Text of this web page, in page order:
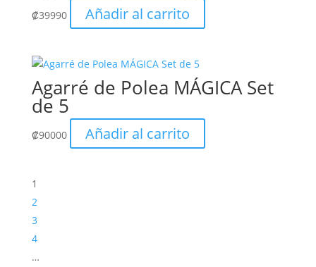
₡39990 Añadir al carrito
Agarré de Polea MÁGICA Set
de 5
₡90000 Añadir al carrito
1
2
3
4
…